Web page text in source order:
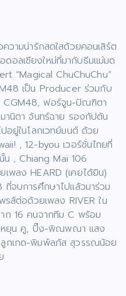
ามน่ารักสดใสด้วยคอนเสิร์ต
อลเชียงใหม่ที่มากับธีมแม่มด
“Magical ChuChuChu”
เป็น Producer ร่วมกับ
ฟอร์จูน-ปัณฑิตา
นิตา จันทร์ฉาย รองกัปตัน
อยู่ในโลกเวทย์มนต์ ด้วย
, 12-byou เวอร์ชั่นไทยที่
นั้น , Chiang Mai 106
พลง HEARD (เคยได้ยิน)
จบการศึกษาไปแล้วมาร่วม
รส์ต่อด้วยเพลง RIVER ใน
ก 16 คนจากทีม C พร้อม
หยุน คู, ปิ๊ง-พิณพณา แสง
เกด-พิมพ์ลภัส สุวรรณน้อย